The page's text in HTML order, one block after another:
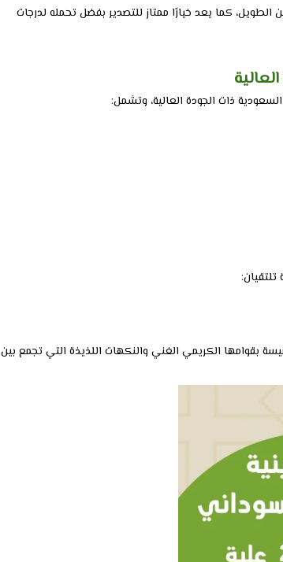
الطويل، كما يعد خيارًا ممتاز للتصدير بفضل تحمله لدرجات
ذات الجودة العالية، وتشمل:
بقوامها الكريمي الغني والنكهات اللذيذة التي تجمع بين